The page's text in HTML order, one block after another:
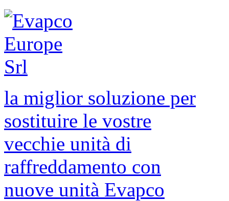
la miglior soluzione per
sostituire le vostre
vecchie unità di
raffreddamento con
nuove unità Evapco